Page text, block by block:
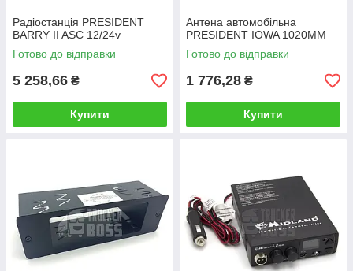
Радіостанція PRESIDENT
BARRY II ASC 12/24v
Готово до відправки
5 258,66 ₴
Купити
Антена автомобільна
PRESIDENT IOWA 1020ММ
Готово до відправки
1 776,28 ₴
Купити